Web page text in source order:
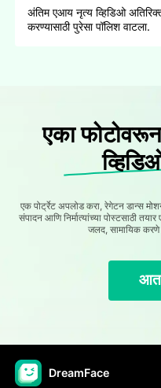
अंतिम एआय नृत्य व्हिडिओ
करण्यासाठी पुरेसा पॉलिश वाटला.
एका
एक पोर्ट्रेट अपलोड करा, रेगेटन डान्स
संपादन आणि निर्मात्यांच्या पोस्टसाठी
जलद, सामायिक
DreamFace